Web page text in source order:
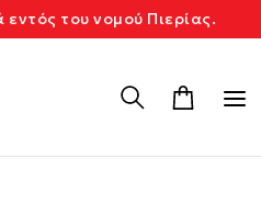
του νομού Πιερίας.